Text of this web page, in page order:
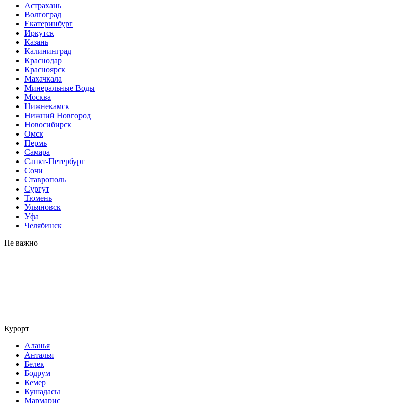
Астрахань
Волгоград
Екатеринбург
Иркутск
Казань
Калининград
Краснодар
Красноярск
Махачкала
Минеральные Воды
Москва
Нижнекамск
Нижний Новгород
Новосибирск
Омск
Пермь
Самара
Санкт-Петербург
Сочи
Ставрополь
Сургут
Тюмень
Ульяновск
Уфа
Челябинск
Не важно
Курорт
Аланья
Анталья
Белек
Бодрум
Кемер
Кушадасы
Мармарис